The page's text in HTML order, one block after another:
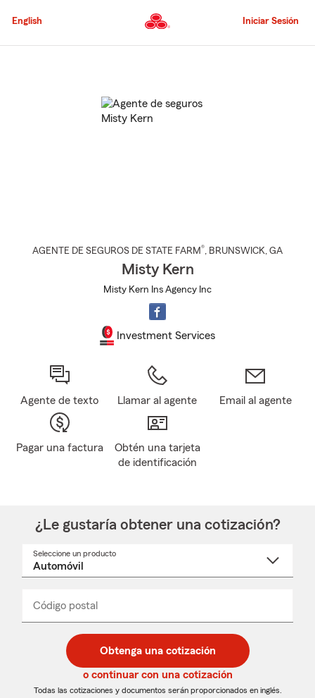
al
principal
English Iniciar Sesión
AGENTE DE SEGUROS DE STATE FARM®, BRUNSWICK, GA
Misty Kern
Misty Kern Ins Agency Inc
Investment Services
Agente de texto Llamar al agente Email al agente
Pagar una factura
Obtén una tarjeta
de identificación
¿Le gustaría obtener una cotización?
Seleccione un producto
desplegable
Código postal
de
5
dígitos
de
5
dígitos
_____
Obtenga una cotización
o continuar con una cotización
Todas las cotizaciones y documentos serán proporcionados en inglés.